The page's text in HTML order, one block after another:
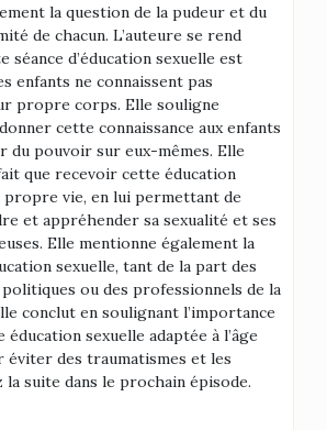
la question de la pudeur et du
de chacun. L’auteure se rend
séance d’éducation sexuelle est
enfants ne connaissent pas
propre corps. Elle souligne
cette connaissance aux enfants
du pouvoir sur eux-mêmes. Elle
que recevoir cette éducation
propre vie, en lui permettant de
et appréhender sa sexualité et ses
Elle mentionne également la
sexuelle, tant de la part des
ou des professionnels de la
conclut en soulignant l’importance
éducation sexuelle adaptée à l’âge
éviter des traumatismes et les
suite dans le prochain épisode.